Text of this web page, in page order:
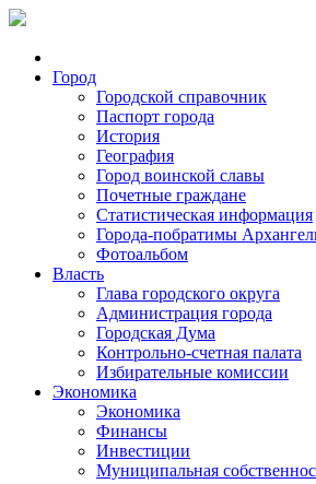
Город
Городской справочник
Паспорт города
История
География
Город воинской славы
Почетные граждане
Статистическая информация
Города-побратимы
Фотоальбом
Власть
Глава городского округа
Администрация города
Городская Дума
Контрольно-счетная палата
Избирательные комиссии
Экономика
Экономика
Финансы
Инвестиции
Муниципальная